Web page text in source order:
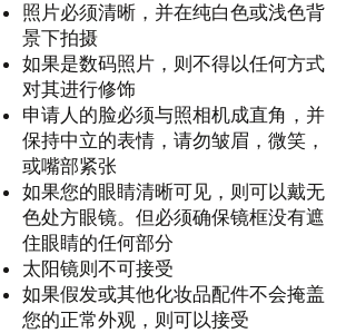
照片必须清晰，并在纯白色或浅色背
景下拍摄
如果是数码照片，则不得以任何方式
对其进行修饰
申请人的脸必须与照相机成直角，并
保持中立的表情，请勿皱眉，微笑，
或嘴部紧张
如果您的眼睛清晰可见，则可以戴无
色处方眼镜。但必须确保镜框没有遮
住眼睛的任何部分
太阳镜则不可接受
如果假发或其他化妆品配件不会掩盖
您的正常外观，则可以接受